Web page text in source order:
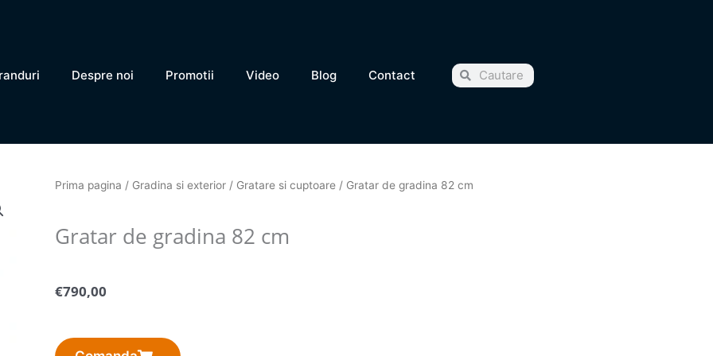
Despre noi Promotii Video Blog Contact CautaCauta
Prima pagina / Gradina si exterior/ Gratare si cuptoare/ Gratar de gradina 82 cm
Gratar de gradina 82 cm
€790,00